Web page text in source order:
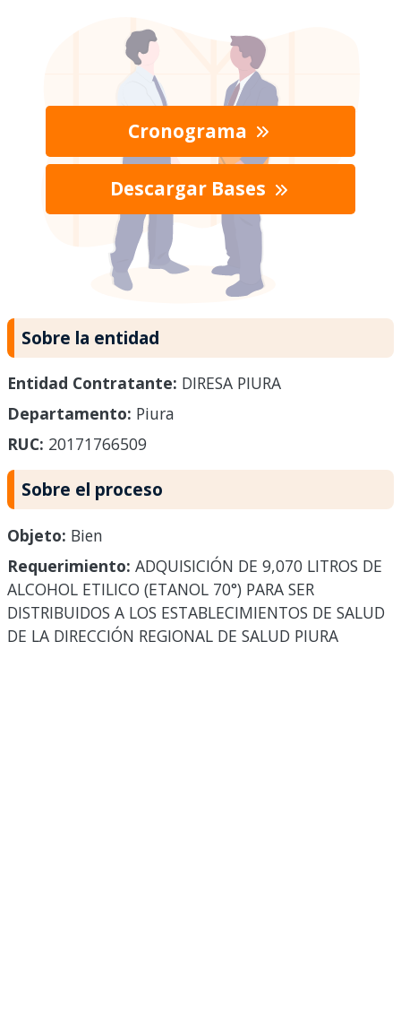
Cronograma
Descargar Bases
Sobre la entidad
Entidad Contratante: DIRESA PIURA
Departamento: Piura
RUC: 20171766509
Sobre el proceso
Objeto: Bien
Requerimiento: ADQUISICIÓN DE 9,070 LITROS DE
ALCOHOL ETILICO (ETANOL 70°) PARA SER
DISTRIBUIDOS A LOS ESTABLECIMIENTOS DE SALUD
DE LA DIRECCIÓN REGIONAL DE SALUD PIURA